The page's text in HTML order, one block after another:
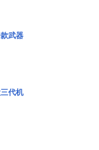
武器
代机